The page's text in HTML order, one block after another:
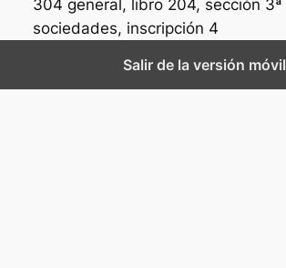
304 general, libro 204, sección 3ª
sociedades, inscripción 4
Salir de la versión móvil